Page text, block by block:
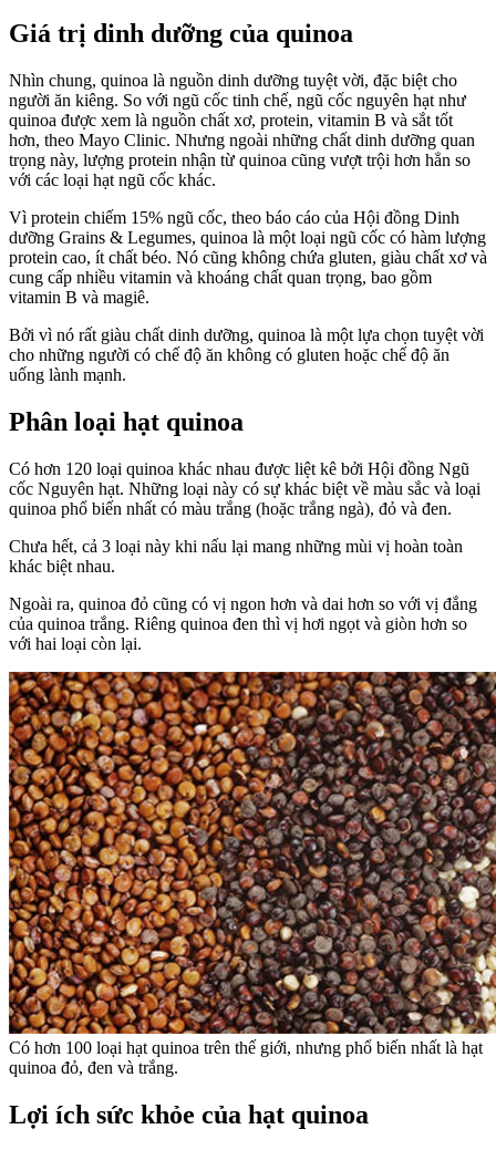
Giá trị dinh dưỡng của quinoa
Nhìn chung, quinoa là nguồn dinh dưỡng tuyệt vời, đặc biệt cho
người ăn kiêng. So với ngũ cốc tinh chế, ngũ cốc nguyên hạt như
quinoa được xem là nguồn chất xơ, protein, vitamin B và sắt tốt
hơn, theo Mayo Clinic. Nhưng ngoài những chất dinh dưỡng quan
trọng này, lượng protein nhận từ quinoa cũng vượt trội hơn hẳn so
với các loại hạt ngũ cốc khác.
Vì protein chiếm 15% ngũ cốc, theo báo cáo của Hội đồng Dinh
dưỡng Grains & Legumes, quinoa là một loại ngũ cốc có hàm lượng
protein cao, ít chất béo. Nó cũng không chứa gluten, giàu chất xơ và
cung cấp nhiều vitamin và khoáng chất quan trọng, bao gồm
vitamin B và magiê.
Bởi vì nó rất giàu chất dinh dưỡng, quinoa là một lựa chọn tuyệt vời
cho những người có chế độ ăn không có gluten hoặc chế độ ăn
uống lành mạnh.
Phân loại hạt quinoa
Có hơn 120 loại quinoa khác nhau được liệt kê bởi Hội đồng Ngũ
cốc Nguyên hạt. Những loại này có sự khác biệt về màu sắc và loại
quinoa phổ biến nhất có màu trắng (hoặc trắng ngà), đỏ và đen.
Chưa hết, cả 3 loại này khi nấu lại mang những mùi vị hoàn toàn
khác biệt nhau.
Ngoài ra, quinoa đỏ cũng có vị ngon hơn và dai hơn so với vị đắng
của quinoa trắng. Riêng quinoa đen thì vị hơi ngọt và giòn hơn so
với hai loại còn lại.
Có hơn 100 loại hạt quinoa trên thế giới, nhưng phổ biến nhất là hạt
quinoa đỏ, đen và trắng.
Lợi ích sức khỏe của hạt quinoa